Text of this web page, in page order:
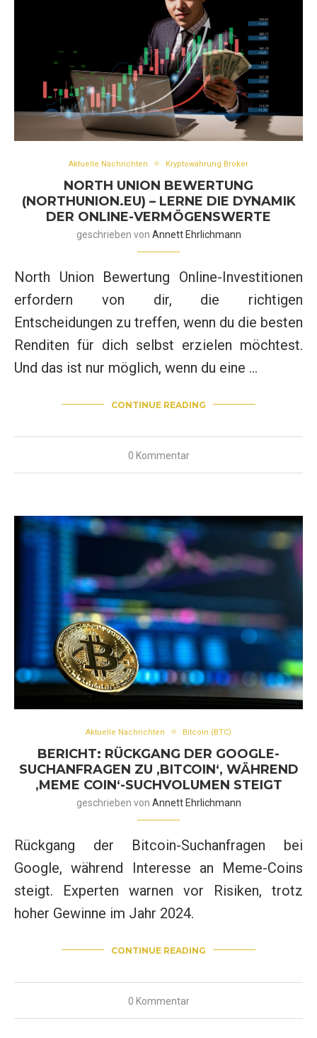
Aktuelle Nachrichten Kryptowährung Broker
NORTH UNION BEWERTUNG
(NORTHUNION.EU) – LERNE DIE DYNAMIK
DER ONLINE-VERMÖGENSWERTE
geschrieben von Annett Ehrlichmann
North Union Bewertung Online-Investitionen
erfordern von dir, die richtigen
Entscheidungen zu treffen, wenn du die besten
Renditen für dich selbst erzielen möchtest.
Und das ist nur möglich, wenn du eine …
CONTINUE READING
0 Kommentar
Aktuelle Nachrichten Bitcoin (BTC)
BERICHT: RÜCKGANG DER GOOGLE-
SUCHANFRAGEN ZU ‚BITCOIN‘, WÄHREND
‚MEME COIN‘-SUCHVOLUMEN STEIGT
geschrieben von Annett Ehrlichmann
Rückgang der Bitcoin-Suchanfragen bei
Google, während Interesse an Meme-Coins
steigt. Experten warnen vor Risiken, trotz
hoher Gewinne im Jahr 2024.
CONTINUE READING
0 Kommentar